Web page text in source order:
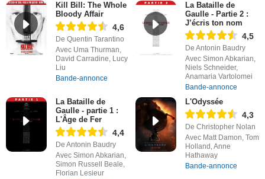
Kill Bill: The Whole
Bloody Affair
4,6
De Quentin Tarantino
Avec Uma Thurman,
David Carradine, Lucy
Liu
Bande-annonce
La Bataille de
Gaulle - Partie 2 :
J’écris ton nom
4,5
De Antonin Baudry
Avec Simon Abkarian,
Niels Schneider,
Anamaria Vartolomei
Bande-annonce
La Bataille de
Gaulle - partie 1 :
L'Âge de Fer
4,4
De Antonin Baudry
Avec Simon Abkarian,
Simon Russell Beale,
Florian Lesieur
L'Odyssée
4,3
De Christopher Nolan
Avec Matt Damon, Tom
Holland, Anne
Hathaway
Bande-annonce